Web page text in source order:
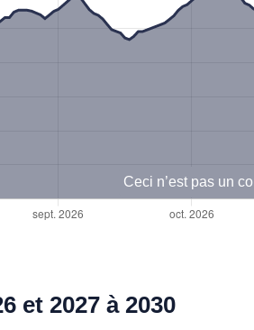
Ceci n’est pas un
et 2027 à 2030